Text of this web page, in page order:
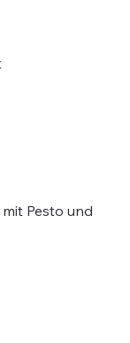
Pesto und